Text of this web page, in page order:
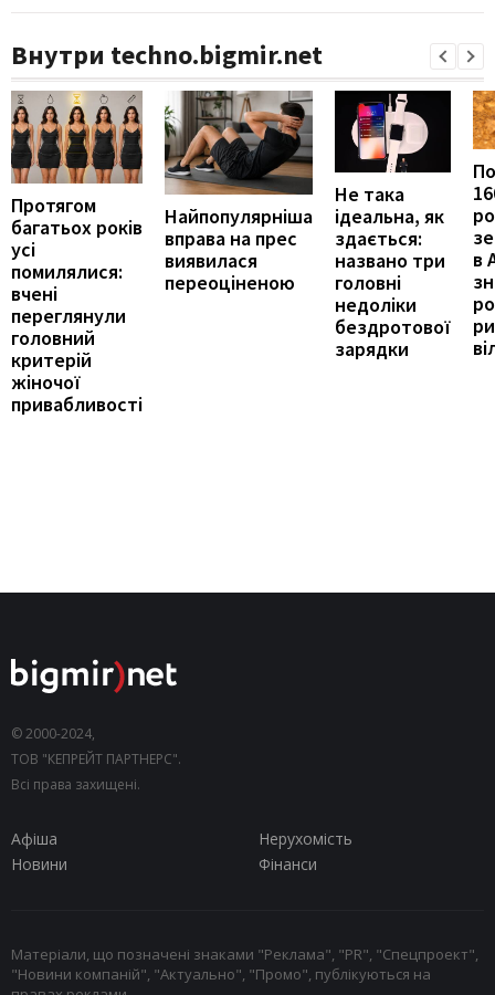
Внутри techno.bigmir.net
Протягом
багатьох років
усі
помилялися:
вчені
переглянули
головний
критерій
жіночої
привабливості
Найпопулярніша
вправа на прес
виявилася
переоціненою
Не така
ідеальна, як
здається:
названо три
головні
недоліки
бездротової
зарядки
в
© 2000-2024,
ТОВ "КЕПРЕЙТ ПАРТНЕРС".
Всі права захищені.
Афіша
Нерухомість
Новини
Фінанси
Матеріали, що позначені знаками "Реклама", "PR", "Спецпроект",
"Новини компаній", "Актуально", "Промо", публікуються на